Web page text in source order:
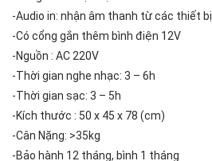
-Audio in: nhận âm thanh từ các thiết bị
-Có cổng gắn thêm bình điện 12V
-Nguồn : AC 220V
-Thời gian nghe nhạc: 3 – 6h
-Thời gian sạc: 3 – 5h
-Kích thước : 50 x 45 x 78 (cm)
-Cân Nặng: >35kg
-Bảo hành 12 tháng, bình 1 tháng